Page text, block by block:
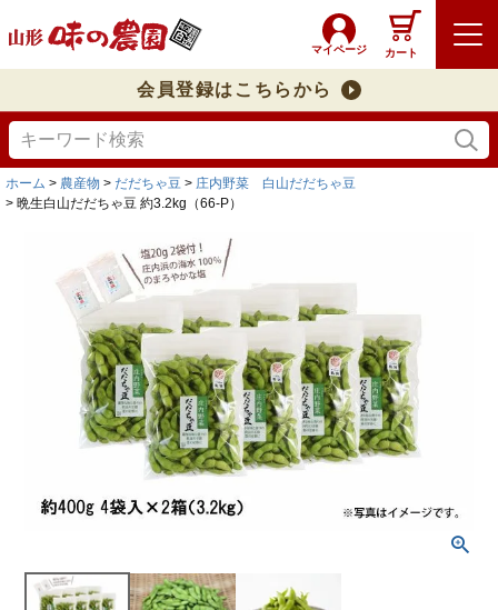
マイページ カート
会員登録はこちらから
ホーム 農産物 だだちゃ豆
庄内野菜 白山だだちゃ豆
晩生白山だだちゃ豆 約3.2kg（66-P）